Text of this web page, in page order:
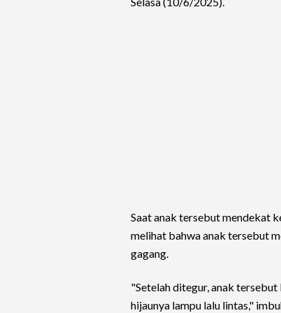
Saat anak tersebut mendekat
melihat bahwa anak tersebut
gagang.
"Setelah ditegur, anak
hijaunya lampu lalu lintas,"